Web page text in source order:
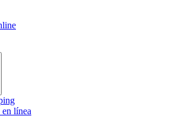
línea